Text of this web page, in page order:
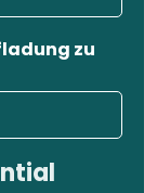
zu